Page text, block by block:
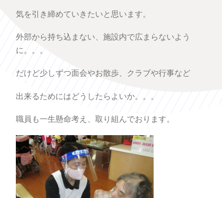
気を引き締めていきたいと思います。
外部から持ち込まない、施設内で広まらないよう
に。。。
だけど少しずつ面会やお散歩、クラブや行事など
出来るためにはどうしたらよいか。。。
職員も一生懸命考え、取り組んでおります。